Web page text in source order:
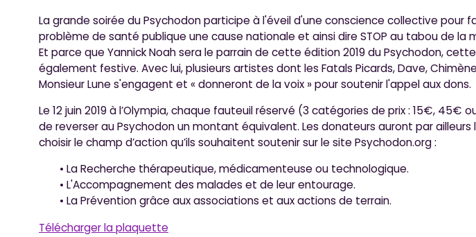
La grande soirée du Psychodon participe à l'éveil d'une conscience collective pour
problème de santé publique une cause nationale et ainsi dire STOP au tabou de la
Et parce que Yannick Noah sera le parrain de cette édition 2019 du Psychodon,
également festive. Avec lui, plusieurs artistes dont les Fatals Picards, Dave,
Monsieur Lune s'engagent et « donneront de la voix » pour soutenir l'appel aux dons.
Le 12 juin 2019 à l’Olympia, chaque fauteuil réservé (3 catégories de prix : 15€, 45€
de reverser au Psychodon un montant équivalent. Les donateurs auront par ailleurs
choisir le champ d’action qu’ils souhaitent soutenir sur le site Psychodon.org :
• La Recherche thérapeutique, médicamenteuse ou technologique.
• L'Accompagnement des malades et de leur entourage.
• La Prévention grâce aux associations et aux actions de terrain.
Télécharger la plaquette